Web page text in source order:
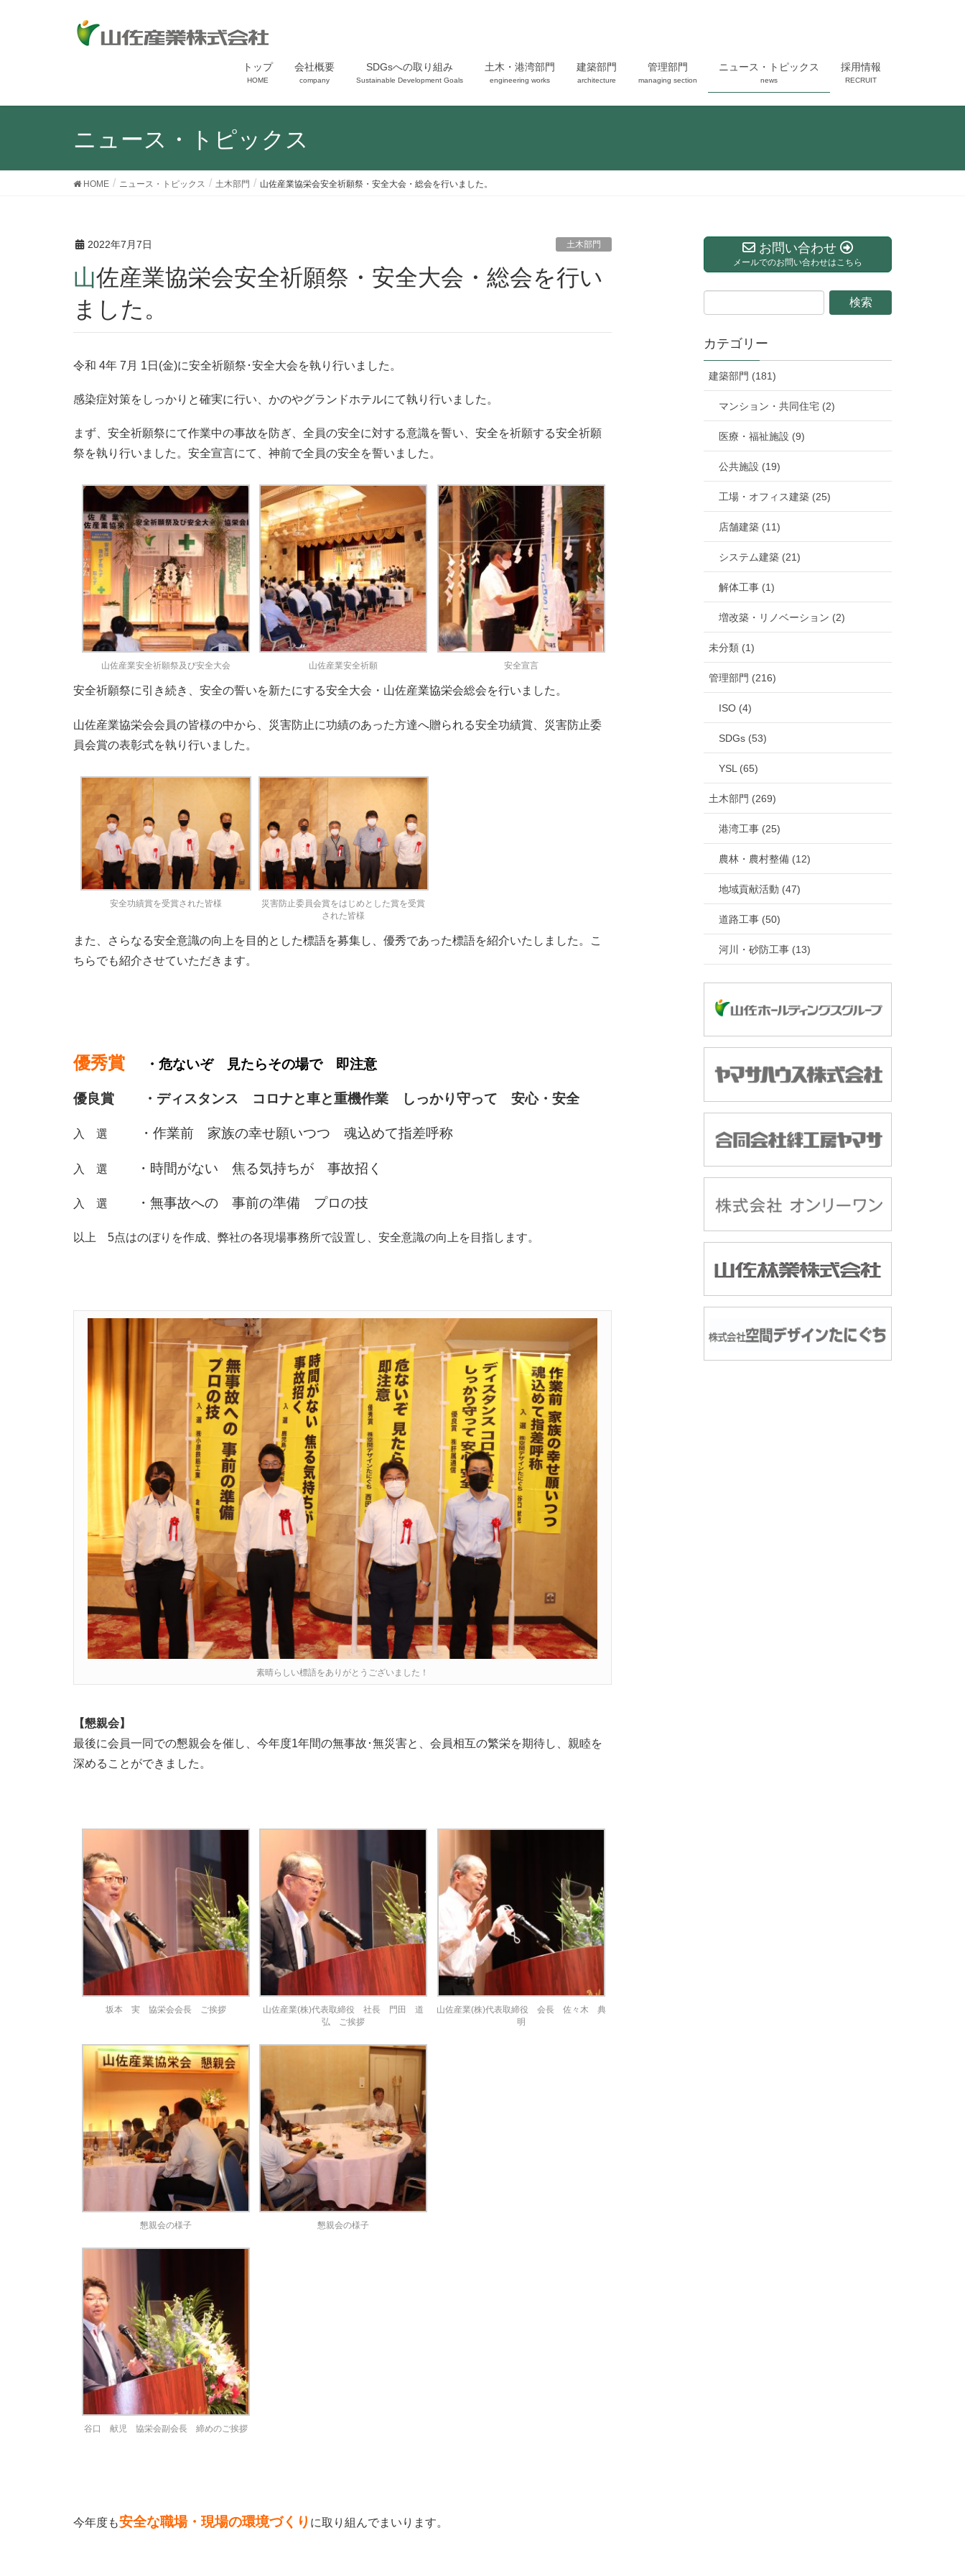
トップ
HOME
会社概要
company
SDGsへの取り組み
Sustainable Development Goals
土木・港湾部門
engineering works
建築部門
architecture
管理部門
managing section
ニュース・トピックス
news
採用情報
RECRUIT
ニュース・トピックス
HOME ニュース・トピックス 土木部門 山佐産業協栄会安全祈願祭・安全大会・総会を行いました。
2022年7月7日 土木部門
山佐産業協栄会安全祈願祭・安全大会・総会を行い
ました。
令和 4年 7月 1日(金)に安全祈願祭･安全大会を執り行いました。
感染症対策をしっかりと確実に行い、かのやグランドホテルにて執り行いました。
まず、安全祈願祭にて作業中の事故を防ぎ、全員の安全に対する意識を誓い、安全を祈願する安全祈願
祭を執り行いました。安全宣言にて、神前で全員の安全を誓いました。
山佐産業安全祈願祭及び安全大会 山佐産業安全祈願 安全宣言
安全祈願祭に引き続き、安全の誓いを新たにする安全大会・山佐産業協栄会総会を行いました。
山佐産業協栄会会員の皆様の中から、災害防止に功績のあった方達へ贈られる安全功績賞、災害防止委
員会賞の表彰式を執り行いました。
安全功績賞を受賞された皆様
災害防止委員会賞をはじめとした賞を受賞
された皆様
また、さらなる安全意識の向上を目的とした標語を募集し、優秀であった標語を紹介いたしました。こ
ちらでも紹介させていただきます。
優秀賞 ・危ないぞ 見たらその場で 即注意
優良賞 ・ディスタンス コロナと車と重機作業 しっかり守って 安心・安全
入 選 ・作業前 家族の幸せ願いつつ 魂込めて指差呼称
入 選 ・時間がない 焦る気持ちが 事故招く
入 選 ・無事故への 事前の準備 プロの技
以上 5点はのぼりを作成、弊社の各現場事務所で設置し、安全意識の向上を目指します。
素晴らしい標語をありがとうございました！
【懇親会】
最後に会員一同での懇親会を催し、今年度1年間の無事故･無災害と、会員相互の繁栄を期待し、親睦を
深めることができました。
坂本 実 協栄会会長 ご挨拶
山佐産業(株)代表取締役 社長 門田 道
弘 ご挨拶
山佐産業(株)代表取締役 会長 佐々木 典
明
懇親会の様子 懇親会の様子
谷口 献児 協栄会副会長 締めのご挨拶
今年度も安全な職場・現場の環境づくり に取り組んでまいります。
お問い合わせ
メールでのお問い合わせはこちら
カテゴリー
建築部門 (181)
マンション・共同住宅 (2)
医療・福祉施設 (9)
公共施設 (19)
工場・オフィス建築 (25)
店舗建築 (11)
システム建築 (21)
解体工事 (1)
増改築・リノベーション (2)
未分類 (1)
管理部門 (216)
ISO (4)
SDGs (53)
YSL (65)
土木部門 (269)
港湾工事 (25)
農林・農村整備 (12)
地域貢献活動 (47)
道路工事 (50)
河川・砂防工事 (13)